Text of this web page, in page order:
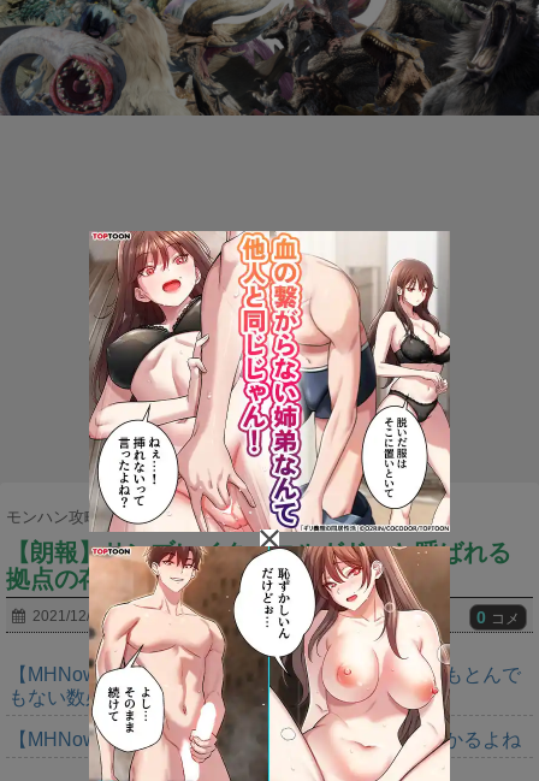
モンハン攻略まとめ隊 > ネタ・雑談 >
【朗報】サンブレイク「エルガド」と呼ばれる
拠点の存在ｗｗｗｗｗｗｗｗｗｗ
2021/12/17 0 コメ
【MHNow】バゼルは緩和期間終わってるから今でもとんで
もない数必要なんじゃない？
【MHNow】タマゴイベント定期的にやってるの助かるよね